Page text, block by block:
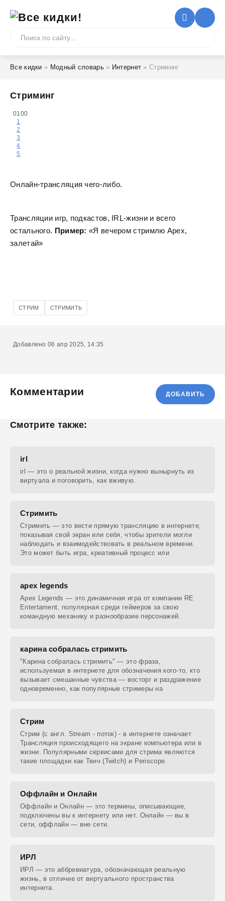
Все кидки » Модный словарь» Интернет » Стриминг
Стриминг
0100
1
2
3
4
5
Онлайн-трансляция чего-либо.
Трансляции игр, подкастов, IRL-жизни и всего
остального. Пример: «Я вечером стримлю Apex,
залетай»
СТРИМ СТРИМИТЬ
Добавлено 06 апр 2025, 14:35
Комментарии ДОБАВИТЬ
Смотрите также:
irl
irl — это о реальной жизни, когда нужно вынырнуть из
виртуала и поговорить, как вживую.
Стримить
Стримить — это вести прямую трансляцию в интернете,
показывая свой экран или себя, чтобы зрители могли
наблюдать и взаимодействовать в реальном времени.
Это может быть игра, креативный процесс или
apex legends
Apex Legends — это динамичная игра от компании RE
Entertament, популярная среди геймеров за свою
командную механику и разнообразие персонажей.
карина собралась стримить
"Карина собралась стримить" — это фраза,
используемая в интернете для обозначения кого-то, кто
вызывает смешанные чувства — восторг и раздражение
одновременно, как популярные стримеры на
Стрим
Стрим (с англ. Stream - поток) - в интернете означает
Трансляция происходящего на экране компьютера или в
жизни. Популярными сервисами для стрима являются
такие площадки как Твич (Twitch) и Periscope.
Оффлайн и Онлайн
Оффлайн и Онлайн — это термины, описывающие,
подключены вы к интернету или нет. Онлайн — вы в
сети, оффлайн — вне сети.
ИРЛ
ИРЛ — это аббревиатура, обозначающая реальную
жизнь, в отличие от виртуального пространства
интернета.